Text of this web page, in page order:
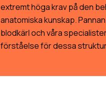
extremt höga krav på den
anatomiska kunskap.
blodkärl och våra
förståelse för dessa